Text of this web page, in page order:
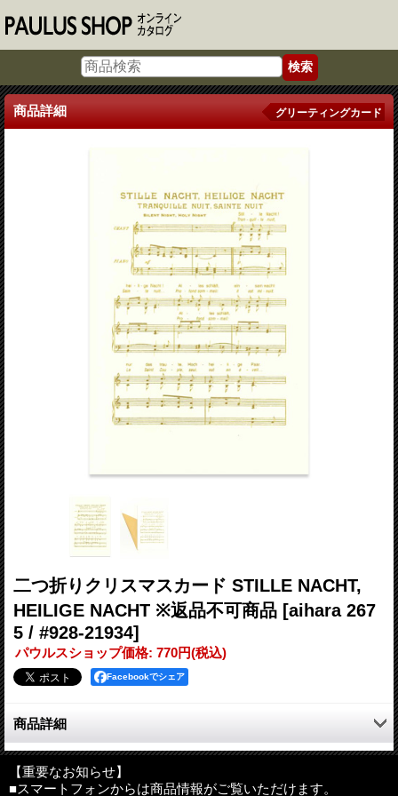
商品詳細 グリーティングカード
二つ折りクリスマスカード STILLE NACHT,
HEILIGE NACHT ※返品不可商品 [aihara 267
5 / #928-21934]
パウルスショップ価格: 770円(税込)
Facebookでシェア
商品詳細
オリジナルクラウンミルが作っている銅版印刷の上品なクリスマ
スカードです。
伝統的なクリスマスモチーフをエングレイビング（銅版印刷）の
【重要なお知らせ】
■スマートフォンからは商品情報がご覧いただけます。